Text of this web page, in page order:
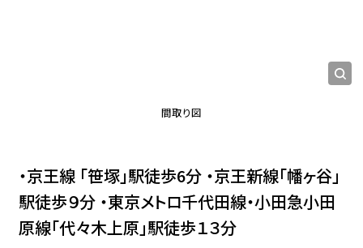
間取り図
・京王線 「笹塚」駅徒歩6分 ・京王新線｢幡ヶ谷」
駅徒歩９分 ・東京メトロ千代田線・小田急小田
原線｢代々木上原」駅徒歩１３分